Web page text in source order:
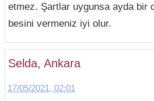
etmez. Şartlar uygunsa ayda bir
besini vermeniz iyi olur.
Selda, Ankara
17/05/2021, 02:01